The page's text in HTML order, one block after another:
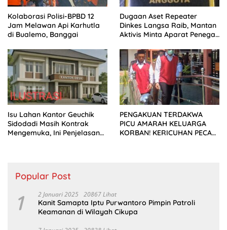
Kolaborasi Polisi-BPBD 12
Jam Melawan Api Karhutla
di Bualemo, Banggai
Dugaan Aset Repeater
Dinkes Langsa Raib, Mantan
Aktivis Minta Aparat Penegak
Isu Lahan Kantor Geuchik
Sidodadi Masih Kontrak
Mengemuka, Ini Penjelasan
PENGAKUAN TERDAKWA
PICU AMARAH KELUARGA
KORBAN! KERICUHAN PECAH
Popular Post
1 2 Januari 2025 20867 Lihat
Kanit Samapta Iptu Purwantoro Pimpin Patroli
Keamanan di Wilayah Cikupa